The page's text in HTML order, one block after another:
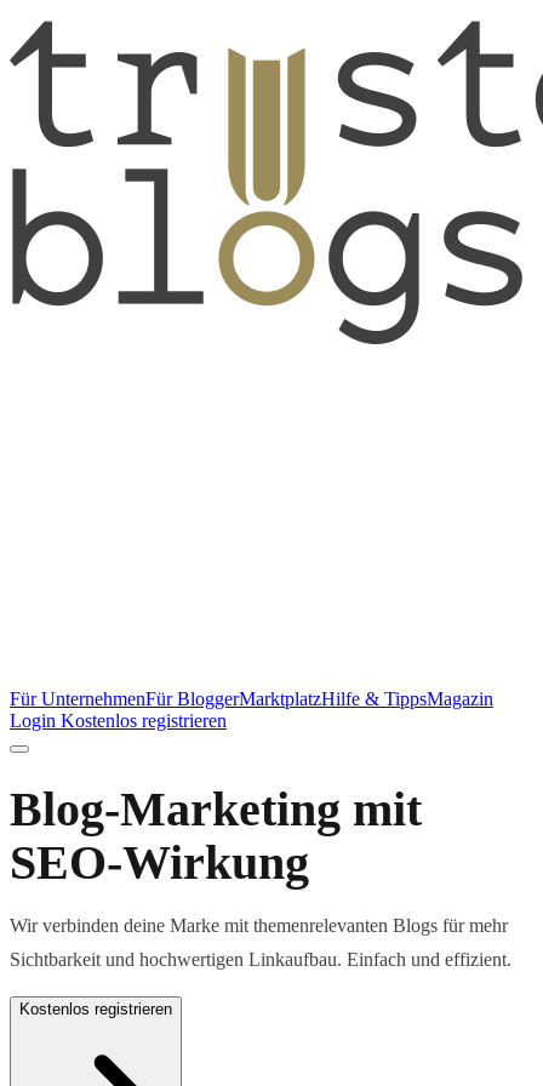
Für UnternehmenFür BloggerMarktplatzHilfe & TippsMagazin
Login Kostenlos registrieren
Blog-Marketing mit
SEO-Wirkung
Wir verbinden deine Marke mit themenrelevanten Blogs für mehr
Sichtbarkeit und hochwertigen Linkaufbau. Einfach und effizient.
Kostenlos registrieren